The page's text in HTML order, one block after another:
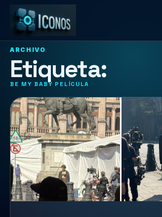
ARCHIVO
Etiqueta:
BE MY BABY PELÍCULA